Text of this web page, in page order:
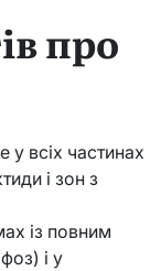
про
всіх частинах
і зон з
із повним
і у